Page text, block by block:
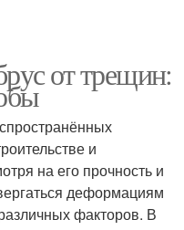
от трещин:
и
на его прочность и
деформациям
факторов. В